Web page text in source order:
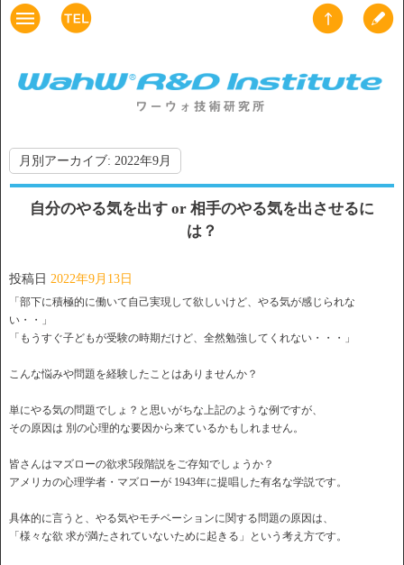
月別アーカイブ: 2022年9月
自分のやる気を出す or 相手のやる気を出させるに
は？
投稿日 2022年9月13日
「部下に積極的に働いて自己実現して欲しいけど、やる気が感じられな
い・・」
「もうすぐ子どもが受験の時期だけど、全然勉強してくれない・・・」
こんな悩みや問題を経験したことはありませんか？
単にやる気の問題でしょ？と思いがちな上記のような例ですが、
その原因は 別の心理的な要因から来ているかもしれません。
皆さんはマズローの欲求5段階説をご存知でしょうか？
アメリカの心理学者・マズローが 1943年に提唱した有名な学説です。
具体的に言うと、やる気やモチベーションに関する問題の原因は、
「様々な欲 求が満たされていないために起きる」という考え方です。